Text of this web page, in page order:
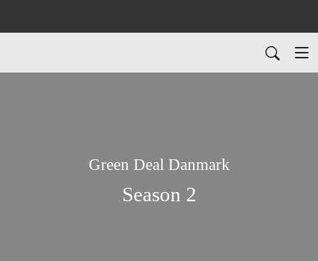
Green Deal Danmark
Season 2